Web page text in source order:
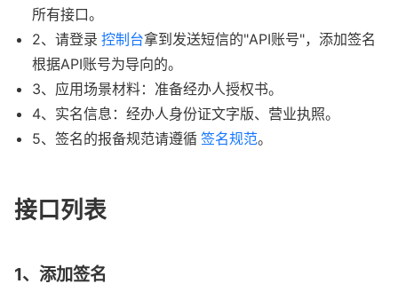
所有接口。
2、请登录 控制台拿到发送短信的"API账号"，添加签名
根据API账号为导向的。
3、应用场景材料：准备经办人授权书。
4、实名信息：经办人身份证文字版、营业执照。
5、签名的报备规范请遵循 签名规范。
接口列表
1、添加签名